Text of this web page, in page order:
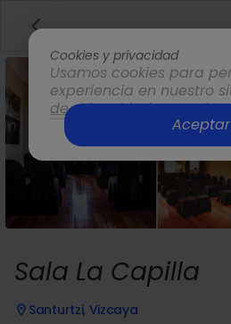
Sala La Capilla
Santurtzi, Vizcaya
Cookies y privacidad
Usamos cookies para
experiencia en nuestro
de privacidadpara